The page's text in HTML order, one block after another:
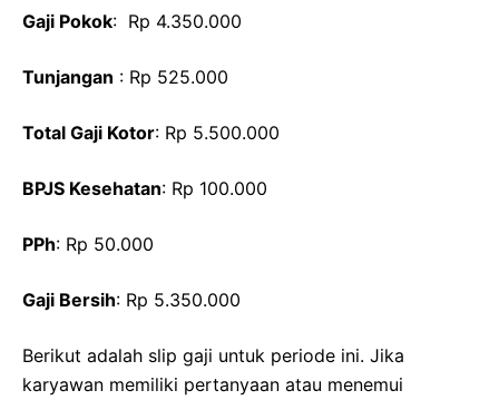
Gaji Pokok: Rp 4.350.000
Tunjangan : Rp 525.000
Total Gaji Kotor: Rp 5.500.000
BPJS Kesehatan: Rp 100.000
PPh: Rp 50.000
Gaji Bersih: Rp 5.350.000
Berikut adalah slip gaji untuk periode ini. Jika
karyawan memiliki pertanyaan atau menemui